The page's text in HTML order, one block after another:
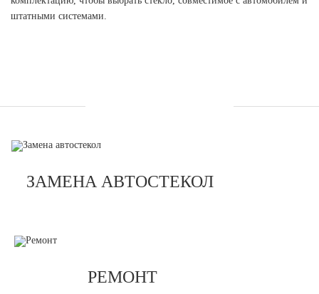
штатными системами.
ЗАМЕНА АВТОСТЕКОЛ
РЕМОНТ